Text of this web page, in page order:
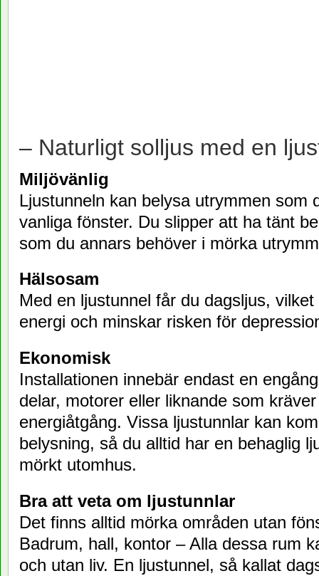
– Naturligt solljus med en
Miljövänlig
Ljustunneln kan belysa utrymmen som
vanliga fönster. Du slipper att ha tänt
som du annars behöver i mörka
Hälsosam
Med en ljustunnel får du dagsljus,
energi och minskar risken för
Ekonomisk
Installationen innebär endast en
delar, motorer eller liknande som
energiåtgång. Vissa ljustunnlar kan
belysning, så du alltid har en behaglig
mörkt utomhus.
Bra att veta om ljustunnlar
Det finns alltid mörka områden utan
Badrum, hall, kontor – Alla dessa rum
och utan liv. En ljustunnel, så kallat